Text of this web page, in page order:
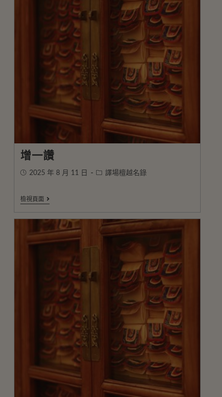
增一讚
2025 年 8 月 11 日 譯場檀越名錄
檢視頁面